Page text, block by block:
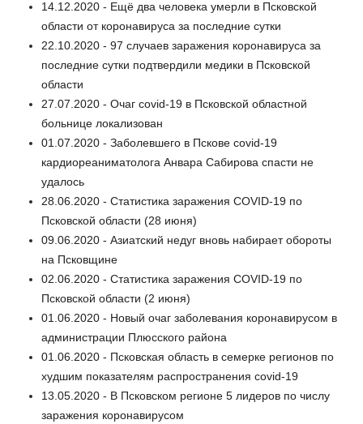
14.12.2020 - Ещё два человека умерли в Псковской
области от коронавируса за последние сутки
22.10.2020 - 97 случаев заражения коронавируса за
последние сутки подтвердили медики в Псковской
области
27.07.2020 - Очаг covid-19 в Псковской областной
больнице локализован
01.07.2020 - Заболевшего в Пскове covid-19
кардиореаниматолога Анвара Сабирова спасти не
удалось
28.06.2020 - Статистика заражения COVID-19 по
Псковской области (28 июня)
09.06.2020 - Азиатский недуг вновь набирает обороты
на Псковщине
02.06.2020 - Статистика заражения COVID-19 по
Псковской области (2 июня)
01.06.2020 - Новый очаг заболевания коронавирусом в
администрации Плюсского района
01.06.2020 - Псковская область в семерке регионов по
худшим показателям распространения covid-19
13.05.2020 - В Псковском регионе 5 лидеров по числу
заражения коронавирусом